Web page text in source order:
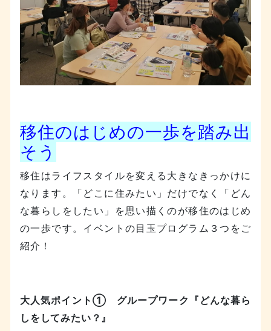
移住のはじめの一歩を踏み出
そう
移住はライフスタイルを変える大きなきっかけに
なります。「どこに住みたい」だけでなく「どん
な暮らしをしたい」を思い描くのが移住のはじめ
の一歩です。イベントの目玉プログラム３つをご
紹介！
大人気ポイント① グループワーク『どんな暮ら
しをしてみたい？』